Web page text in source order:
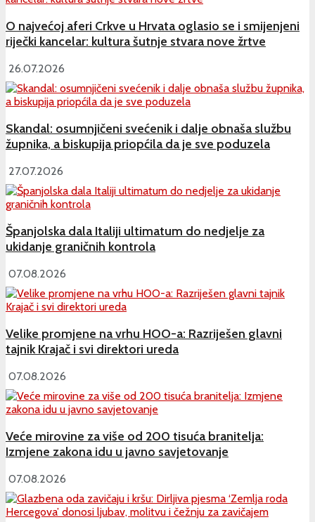
O najvećoj aferi Crkve u Hrvata oglasio se i smijenjeni
riječki kancelar: kultura šutnje stvara nove žrtve
26.07.2026
Skandal: osumnjičeni svećenik i dalje obnaša službu
župnika, a biskupija priopćila da je sve poduzela
27.07.2026
Španjolska dala Italiji ultimatum do nedjelje za
ukidanje graničnih kontrola
07.08.2026
Velike promjene na vrhu HOO-a: Razriješen glavni
tajnik Krajač i svi direktori ureda
07.08.2026
Veće mirovine za više od 200 tisuća branitelja:
Izmjene zakona idu u javno savjetovanje
07.08.2026